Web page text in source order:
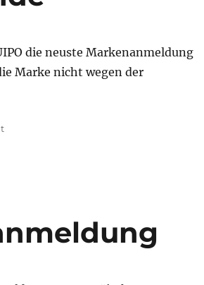
die neuste Markenanmeldung
Marke nicht wegen der
on